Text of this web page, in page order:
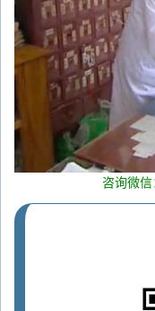
咨询微信